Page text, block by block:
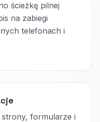
ścieżkę pilnej
na zabiegi
telefonach i
strony, formularze i